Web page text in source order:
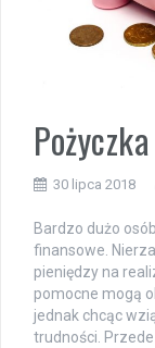
30 lipca 2018
Bardzo dużo
finansowe.
pieniędzy na
pomocne mogą
jednak chcąc
trudności.